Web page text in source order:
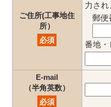
ご住所(工事地住
所）
必須
力され
郵便
番地・
E-mail
（半角英数）
必須